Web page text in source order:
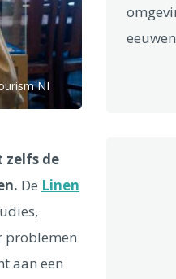
NI
zelfs de
De Linen
problemen
aan een